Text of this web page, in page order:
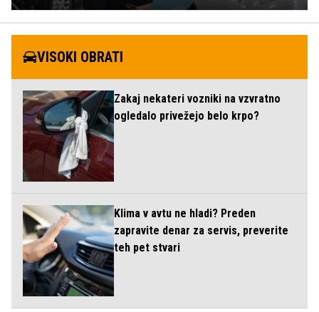
VISOKI OBRATI
Zakaj nekateri vozniki na vzvratno
ogledalo privežejo belo krpo?
Klima v avtu ne hladi? Preden
zapravite denar za servis, preverite
teh pet stvari